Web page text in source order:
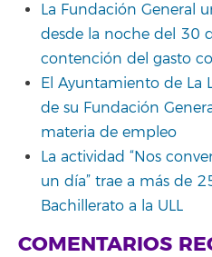
La Fundación General
desde la noche del 30
contención del gasto
El Ayuntamiento de La
de su Fundación
materia de empleo
La actividad “Nos
un día” trae a más de
Bachillerato a la ULL
COMENTARIOS